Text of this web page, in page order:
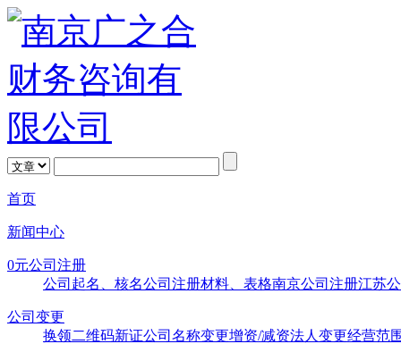
首页
新闻中心
0元公司注册
公司起名、核名公司注册材料、表格南京公司注册江苏
公司变更
换领二维码新证公司名称变更增资/减资法人变更经营范